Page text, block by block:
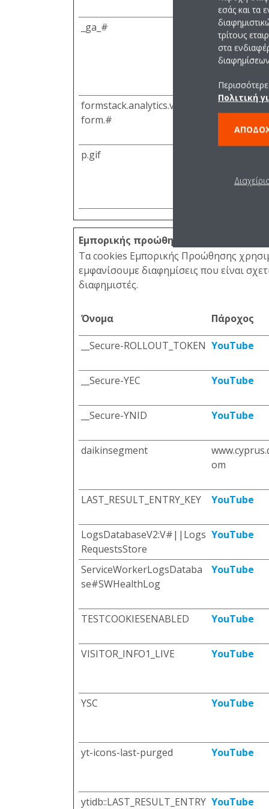
_ga_# Google
formstack.analytics.viewed-
form.#
Formstack
p.gif
Εμπορικής προώθησης (13)
Τα cookies Εμπορικής Προώθησης
εμφανίσουμε διαφημίσεις που είναι
διαφημιστές.
Όνομα Πάροχος
__Secure-ROLLOUT_TOKEN YouTube
__Secure-YEC YouTube
__Secure-YNID YouTube
daikinsegment
om
LAST_RESULT_ENTRY_KEY YouTube
LogsDatabaseV2:V#||Logs
RequestsStore
YouTube
ServiceWorkerLogsDataba
se#SWHealthLog
YouTube
TESTCOOKIESENABLED YouTube
VISITOR_INFO1_LIVE YouTube
YSC YouTube
yt-icons-last-purged YouTube
ytidb::LAST_RESULT_ENTRY YouTube
εσάς και τα
τρίτους
στα
Πολιτική